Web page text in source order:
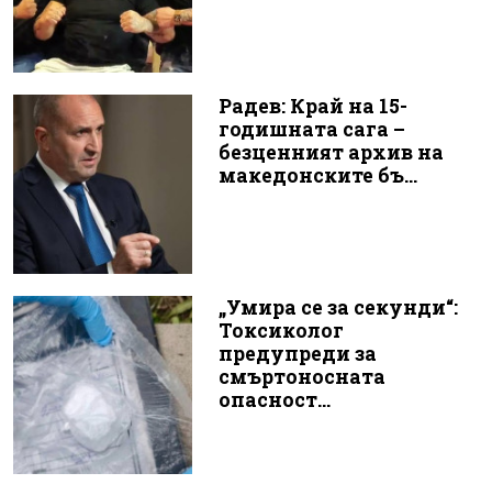
Радев: Край на 15-
годишната сага –
безценният архив на
македонските бъ...
„Умира се за секунди“:
Токсиколог
предупреди за
смъртоносната
опасност...